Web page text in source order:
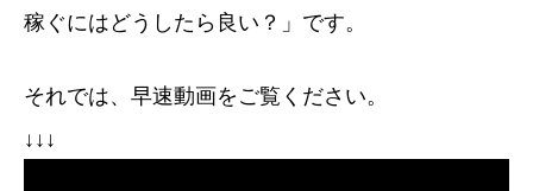
稼ぐにはどうしたら良い？」です。
それでは、早速動画をご覧ください。
↓↓↓